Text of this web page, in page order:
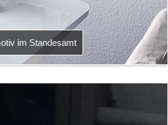
im Standesamt